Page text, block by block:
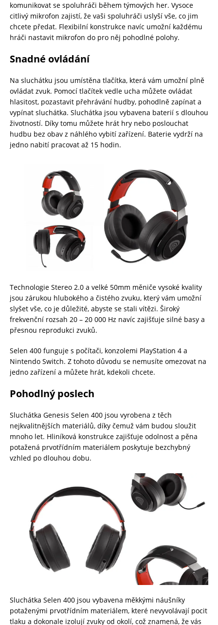
komunikovat se spoluhráči během týmových her. Vysoce
citlivý mikrofon zajistí, že vaši spoluhráči uslyší vše, co jim
chcete předat. Flexibilní konstrukce navíc umožní každému
hráči nastavit mikrofon do pro něj pohodlné polohy.
Snadné ovládání
Na sluchátku jsou umístěna tlačítka, která vám umožní plně
ovládat zvuk. Pomocí tlačítek vedle ucha můžete ovládat
hlasitost, pozastavit přehrávání hudby, pohodlně zapínat a
vypínat sluchátka. Sluchátka jsou vybavena baterií s dlouhou
životností. Díky tomu můžete hrát hry nebo poslouchat
hudbu bez obav z náhlého vybití zařízení. Baterie vydrží na
jedno nabití pracovat až 15 hodin.
Technologie Stereo 2.0 a velké 50mm měniče vysoké kvality
jsou zárukou hlubokého a čistého zvuku, který vám umožní
slyšet vše, co je důležité, abyste se stali vítězi. Široký
frekvenční rozsah 20 – 20 000 Hz navíc zajišťuje silné basy a
přesnou reprodukci zvuků.
Selen 400 funguje s počítači, konzolemi PlayStation 4 a
Nintendo Switch. Z tohoto důvodu se nemusíte omezovat na
jedno zařízení a můžete hrát, kdekoli chcete.
Pohodlný poslech
Sluchátka Genesis Selen 400 jsou vyrobena z těch
nejkvalitnějších materiálů, díky čemuž vám budou sloužit
mnoho let. Hliníková konstrukce zajišťuje odolnost a pěna
potažená prvotřídním materiálem poskytuje bezchybný
vzhled po dlouhou dobu.
Sluchátka Selen 400 jsou vybavena měkkými náušníky
potaženými prvotřídním materiálem, které nevyvolávají pocit
tlaku a dokonale izolují zvuky od okolí, což znamená, že vás